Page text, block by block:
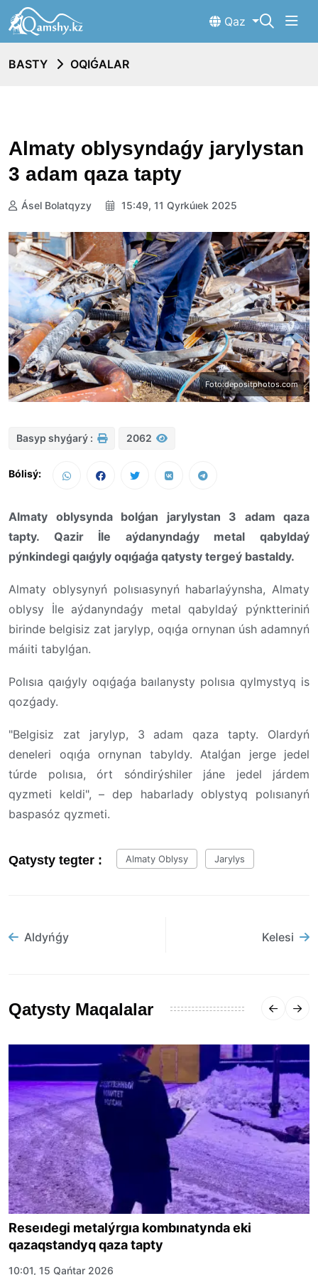
Qaz
BASTY OQIǴALAR
Almaty oblysyndaǵy jarylystan
3 adam qaza tapty
Ásel Bolatqyzy 15:49, 11 Qyrkúıek 2025
Foto:depositphotos.com
Basyp shyǵarý : 2062
Bólisý:
Almaty oblysynda bolǵan jarylystan 3 adam qaza
tapty. Qazir İle aýdanyndaǵy metal qabyldaý
pýnkindegi qaıǵyly oqıǵaǵa qatysty tergeý bastaldy.
Almaty oblysynyń polısıasynyń habarlaýynsha, Almaty
oblysy İle aýdanyndaǵy metal qabyldaý pýnktteriniń
birinde belgisiz zat jarylyp, oqıǵa ornynan úsh adamnyń
máıiti tabylǵan.
Polısıa qaıǵyly oqıǵaǵa baılanysty polısıa qylmystyq is
qozǵady.
"Belgisiz zat jarylyp, 3 adam qaza tapty. Olardyń
deneleri oqıǵa ornynan tabyldy. Atalǵan jerge jedel
túrde polısıa, órt sóndirýshiler jáne jedel járdem
qyzmeti keldi", – dep habarlady oblystyq polısıanyń
baspasóz qyzmeti.
Qatysty tegter : Almaty Oblysy Jarylys
Aldyńǵy Kelesi
Qatysty Maqalalar
Reseıdegi metalýrgıa kombınatynda eki
qazaqstandyq qaza tapty
10:01, 15 Qańtar 2026